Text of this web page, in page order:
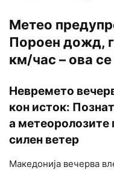
Метео
Пороен дожд,
км/час – ова се
Невремето
кон исток:
а метеоролозите
силен ветер
Македонија вечерва